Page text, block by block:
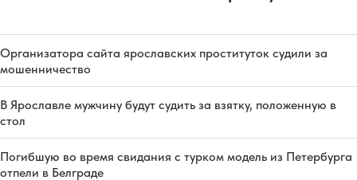
Организатора сайта ярославских проституток судили за
мошенничество
В Ярославле мужчину будут судить за взятку, положенную в
стол
Погибшую во время свидания с турком модель из Петербурга
отпели в Белграде